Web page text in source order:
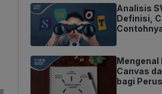
Analisis
Definisi,
Mengenal
Canvas
bagi